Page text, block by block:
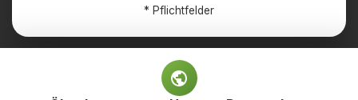
* Pflichtfelder